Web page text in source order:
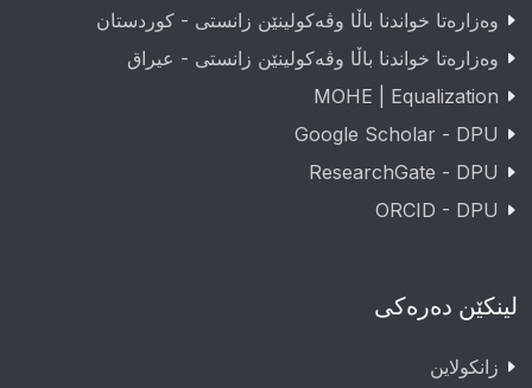
وەزارەتا خواندنا باڵا وڤەکولینێن زانستی - کوردستان
وەزارەتا خواندنا باڵا وڤەکولینێن زانستی - عيراق
MOHE | Equalization
Google Scholar - DPU
ResearchGate - DPU
ORCID - DPU
لینکێن دەرەکی
زانکولاین